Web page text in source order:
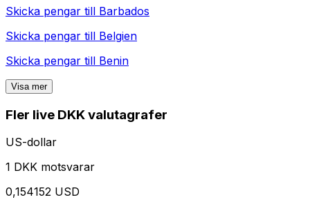
Skicka pengar till Barbados
Skicka pengar till Belgien
Skicka pengar till Benin
Visa mer
Fler live DKK valutagrafer
US-dollar
1 DKK motsvarar
0,154152 USD